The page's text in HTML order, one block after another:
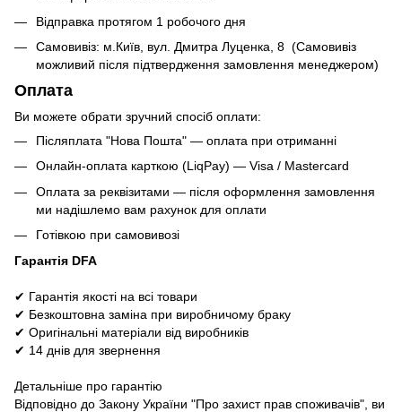
Відправка протягом 1 робочого дня
Самовивіз: м.Київ, вул. Дмитра Луценка, 8 (Самовивіз
можливий після підтвердження замовлення менеджером)
Оплата
Ви можете обрати зручний спосіб оплати:
Післяплата "Нова Пошта" — оплата при отриманні
Онлайн-оплата карткою (LiqPay) — Visa / Mastercard
Оплата за реквізитами — після оформлення замовлення
ми надішлемо вам рахунок для оплати
Готівкою при самовивозі
Гарантія DFA
✔ Гарантія якості на всі товари
✔ Безкоштовна заміна при виробничому браку
✔ Оригінальні матеріали від виробників
✔ 14 днів для звернення
Детальніше про гарантію
Відповідно до Закону України "Про захист прав споживачів", ви